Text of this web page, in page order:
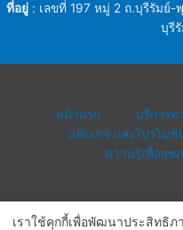
ที่อยู่ : เลขที่ 197 หมู่ 2 ถ.บุรีรัมย์-
บุรี
หน้าแรก บริการท
แพ็กเกจ และโปรโมชั
ความรู้เพื่อสุข
เราใช้คุกกี้เพื่อพัฒนาประสิทธิ